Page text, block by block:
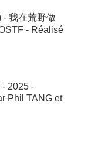
- 我在荒野做
- Réalisé
2025 -
Phil TANG et